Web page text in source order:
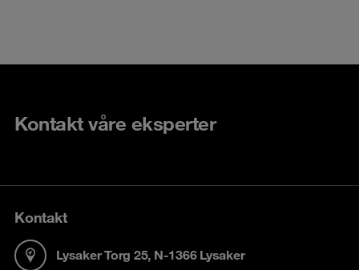
Kontakt våre eksperter
Kontakt
Lysaker Torg 25, N-1366 Lysaker